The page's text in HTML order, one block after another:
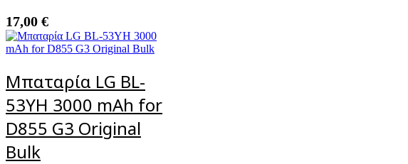
17,00 €
Μπαταρία LG BL-
53YH 3000 mAh for
D855 G3 Original
Bulk